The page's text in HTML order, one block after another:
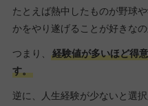
たとえば熱中したものが野球
かをやり遂げることが好きな
つまり、
経験値が多いほど得
す。
逆に、人生経験が少ないと選